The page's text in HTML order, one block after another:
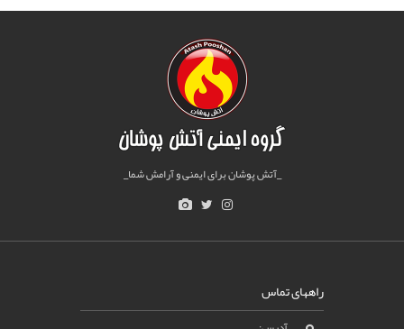
_آتش پوشان برای ایمنی و آرامش شما_
راههای تماس